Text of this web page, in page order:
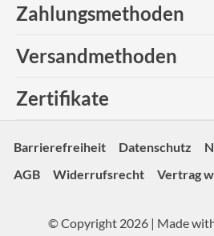
Zahlungsmethoden
Versandmethoden
Zertifikate
Barrierefreiheit Datenschutz
AGB
Widerrufsrecht Vertrag
© Copyright 2026 | Made